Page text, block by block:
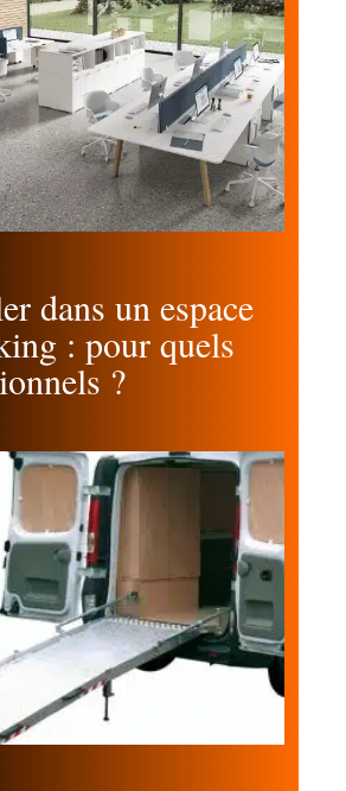
dans un espace
: pour quels
?